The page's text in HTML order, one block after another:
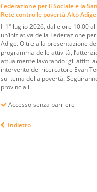
Federazione per il Sociale e la
Rete contro le povertà Alto Adige
Il 1° luglio 2026, dalle ore 10.00
un’iniziativa della Federazione
Adige. Oltre alla presentazione
programma delle attività,
attualmente lavorando: gli affitti
intervento del ricercatore Evan
sul tema della povertà.
provinciali.
Accesso senza barriere
Indietro